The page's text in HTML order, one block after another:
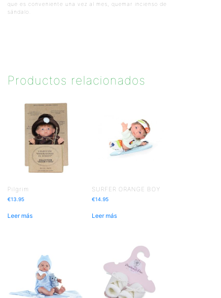
que es conveniente una vez al mes, quemar incienso de
sándalo.
Productos relacionados
Pilgrim
€13.95
Leer más
SURFER ORANGE BOY
€14.95
Leer más